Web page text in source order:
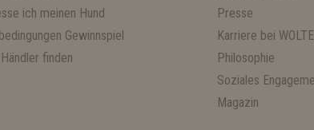
ich meinen Hund
Gewinnspiel
Händler finden
Presse
Karriere bei
Philosophie
Soziales
Magazin